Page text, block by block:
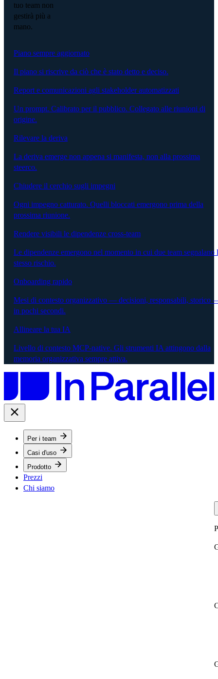
tuo team non
gestirà più a
mano.
Piano sempre aggiornato
Il piano si riscrive da ciò che è stato detto e deciso.
Report e comunicazioni agli stakeholder automatizzati
Un prompt. Calibrato per il pubblico. Collegato alle riunioni di
origine.
Rilevare la deriva
La deriva emerge non appena si manifesta, non alla prossima
steerco.
Chiudere il cerchio sugli impegni
Ogni impegno catturato. Quelli bloccati emergono prima della
prossima riunione.
Rendere visibili le dipendenze cross-team
Le dipendenze emergono nel momento in cui due team segnalano
stesso rischio.
Onboarding rapido
Mesi di contesto organizzativo — decisioni, responsabili, storico
in pochi secondi.
Allineare la tua IA
Livello di contesto MCP-native. Gli strumenti IA attingono dalla
memoria organizzativa sempre attiva.
Per i team
Casi d'uso
Prodotto
Prezzi
Chi siamo